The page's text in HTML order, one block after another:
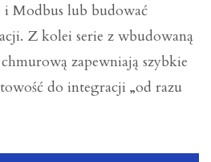
i Modbus lub budować
Z kolei serie z wbudowaną
zapewniają szybkie
do integracji „od razu